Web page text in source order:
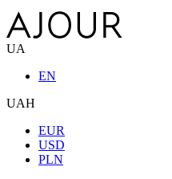
UA
EN
UAH
EUR
USD
PLN